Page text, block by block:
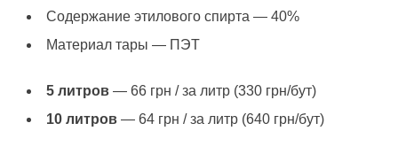
Содержание этилового спирта — 40%
Материал тары — ПЭТ
5 литров — 66 грн / за литр (330 грн/бут)
10 литров — 64 грн / за литр (640 грн/бут)